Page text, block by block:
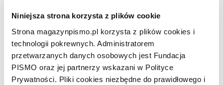
Niniejsza strona korzysta z plików cookie
Strona magazynpismo.pl korzysta z plików cookies i
technologii pokrewnych. Administratorem
przetwarzanych danych osobowych jest Fundacja
PISMO oraz jej partnerzy wskazani w Polityce
Prywatności. Pliki cookies niezbędne do prawidłowego i
Urwany film
REDAKCJA
SEZON 6
Śledztwo Pisma 6. Odcinek 2.